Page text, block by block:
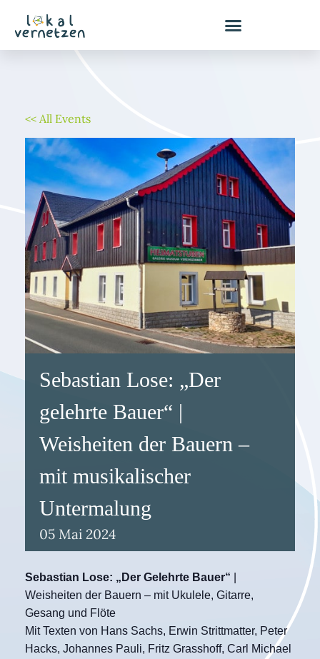
Inhalt
springen
<< All Events
Sebastian Lose: „Der
gelehrte Bauer“ |
Weisheiten der Bauern –
mit musikalischer
Untermalung
05 Mai 2024
Sebastian Lose: „Der Gelehrte Bauer“
Weisheiten der Bauern – mit Ukulele, Gitarre,
Gesang und Flöte
Mit Texten von Hans Sachs, Erwin Strittmatter, Peter
Hacks, Johannes Pauli, Fritz Grasshoff, Carl Michael